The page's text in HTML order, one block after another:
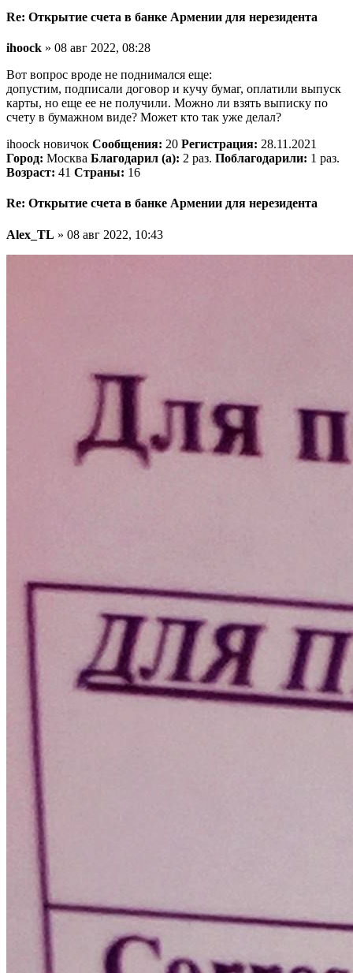
Re: Открытие счета в банке Армении для нерезидента
ihoock » 08 авг 2022, 08:28
Вот вопрос вроде не поднимался еще:
допустим, подписали договор и кучу бумаг, оплатили выпуск
карты, но еще ее не получили. Можно ли взять выписку по
счету в бумажном виде? Может кто так уже делал?
ihoock новичок Сообщения: 20 Регистрация: 28.11.2021
Город: Москва Благодарил (а): 2 раз. Поблагодарили: 1 раз.
Возраст: 41 Страны: 16
Re: Открытие счета в банке Армении для нерезидента
Alex_TL » 08 авг 2022, 10:43